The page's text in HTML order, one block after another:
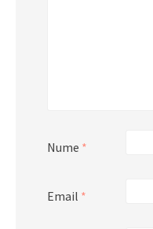
Nume *
Email *